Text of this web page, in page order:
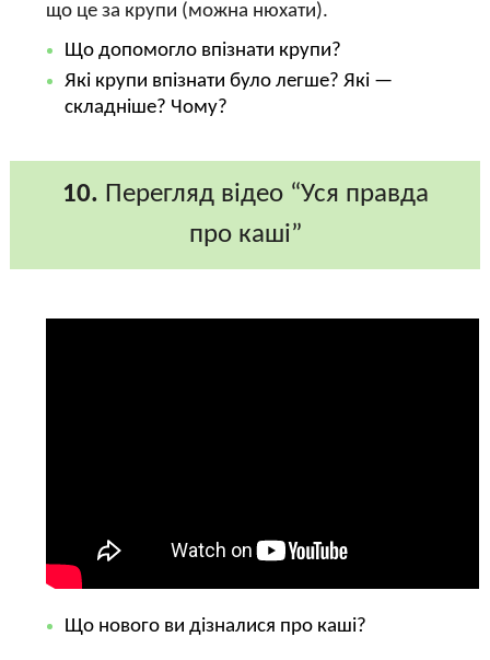
що це за крупи (можна нюхати).
Що допомогло впізнати крупи?
Які крупи впізнати було легше? Які —
складніше? Чому?
10. Перегляд відео “Уся правда
про каші”
Що нового ви дізналися про каші?